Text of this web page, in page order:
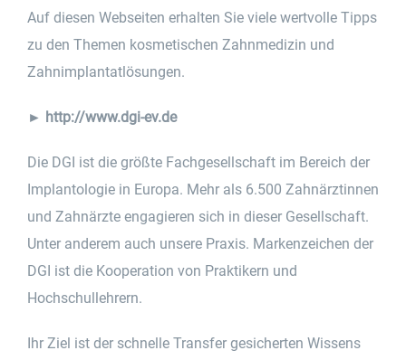
Auf diesen Webseiten erhalten Sie viele wertvolle Tipps
zu den Themen kosmetischen Zahnmedizin und
Zahnimplantatlösungen.
► http://www.dgi-ev.de
Die DGI ist die größte Fachgesellschaft im Bereich der
Implantologie in Europa. Mehr als 6.500 Zahnärztinnen
und Zahnärzte engagieren sich in dieser Gesellschaft.
Unter anderem auch unsere Praxis. Markenzeichen der
DGI ist die Kooperation von Praktikern und
Hochschullehrern.
Ihr Ziel ist der schnelle Transfer gesicherten Wissens